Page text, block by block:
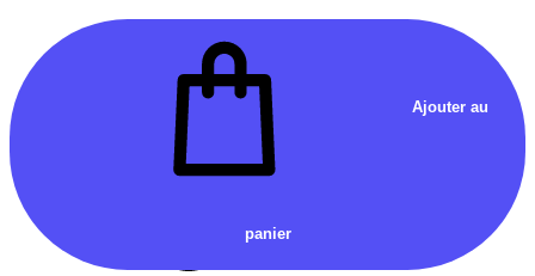
Ajouter au
panier